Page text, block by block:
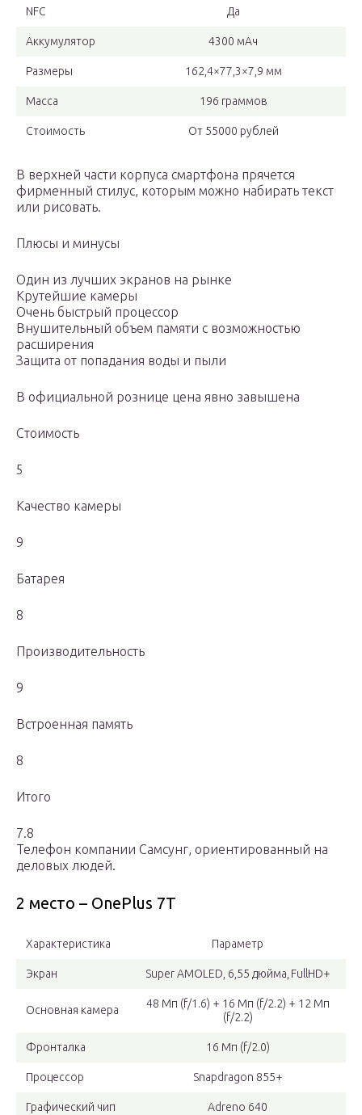
NFC Да
Аккумулятор 4300 мАч
Размеры 162,4×77,3×7,9 мм
Масса 196 граммов
Стоимость От 55000 рублей
В верхней части корпуса смартфона прячется
фирменный стилус, которым можно набирать текст
или рисовать.
Плюсы и минусы
Один из лучших экранов на рынке
Крутейшие камеры
Очень быстрый процессор
Внушительный объем памяти с возможностью
расширения
Защита от попадания воды и пыли
В официальной рознице цена явно завышена
Стоимость
5
Качество камеры
9
Батарея
8
Производительность
9
Встроенная память
8
Итого
7.8
Телефон компании Самсунг, ориентированный на
деловых людей.
2 место – OnePlus 7T
Характеристика Параметр
Экран Super AMOLED, 6,55 дюйма, FullHD+
Основная камера
48 Мп (f/1.6) + 16 Мп (f/2.2) + 12 Мп
(f/2.2)
Фронталка 16 Мп (f/2.0)
Процессор Snapdragon 855+
Графический чип Adreno 640